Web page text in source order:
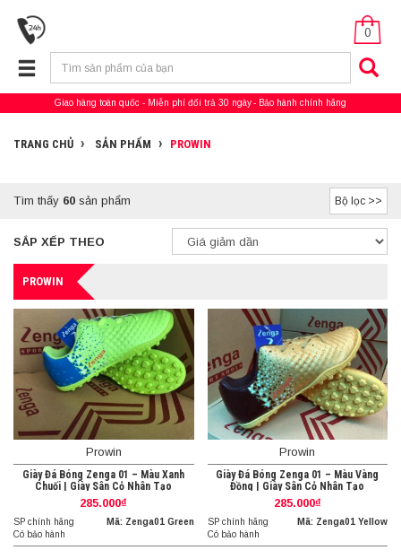
0
Giao hàng toàn quốc Miễn phí đổi trả 30 ngày Bảo hành chính hãng
TRANG CHỦ SẢN PHẨM PROWIN
Tìm thấy 60 sản phẩm Bộ lọc >>
SẮP XẾP THEO
PROWIN
Prowin
Giày Đá Bóng Zenga 01 – Màu Xanh
Chuối | Giày Sân Cỏ Nhân Tạo
285.000₫
SP chính hãng
Có bảo hành
Mã: Zenga01 Green
Prowin
Giày Đá Bóng Zenga 01 – Màu Vàng
Đồng | Giày Sân Cỏ Nhân Tạo
285.000₫
SP chính hãng
Có bảo hành
Mã: Zenga01 Yellow